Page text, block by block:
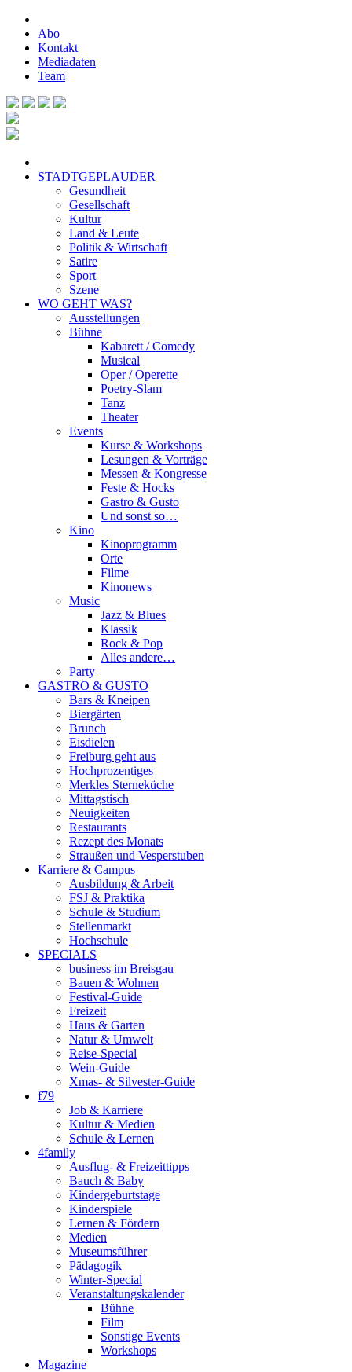
Abo
Kontakt
Mediadaten
Team
STADTGEPLAUDER
Gesundheit
Gesellschaft
Kultur
Land & Leute
Politik & Wirtschaft
Satire
Sport
Szene
WO GEHT WAS?
Ausstellungen
Bühne
Kabarett / Comedy
Musical
Oper / Operette
Poetry-Slam
Tanz
Theater
Events
Kurse & Workshops
Lesungen & Vorträge
Messen & Kongresse
Feste & Hocks
Gastro & Gusto
Und sonst so…
Kino
Kinoprogramm
Orte
Filme
Kinonews
Music
Jazz & Blues
Klassik
Rock & Pop
Alles andere…
Party
GASTRO & GUSTO
Bars & Kneipen
Biergärten
Brunch
Eisdielen
Freiburg geht aus
Hochprozentiges
Merkles Sterneküche
Mittagstisch
Neuigkeiten
Restaurants
Rezept des Monats
Straußen und Vesperstuben
Karriere & Campus
Ausbildung & Arbeit
FSJ & Praktika
Schule & Studium
Stellenmarkt
Hochschule
SPECIALS
business im Breisgau
Bauen & Wohnen
Festival-Guide
Freizeit
Haus & Garten
Natur & Umwelt
Reise-Special
Wein-Guide
Xmas- & Silvester-Guide
f79
Job & Karriere
Kultur & Medien
Schule & Lernen
4family
Ausflug- & Freizeittipps
Bauch & Baby
Kindergeburtstage
Kinderspiele
Lernen & Fördern
Medien
Museumsführer
Pädagogik
Winter-Special
Veranstaltungskalender
Bühne
Film
Sonstige Events
Workshops
Magazine